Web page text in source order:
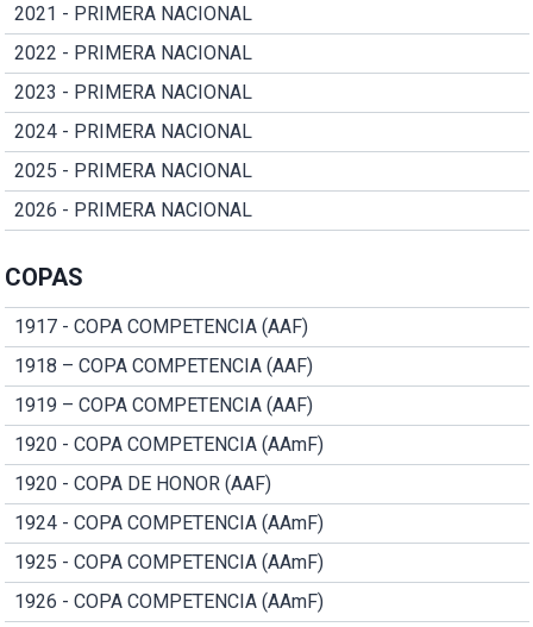
2021 - PRIMERA NACIONAL
2022 - PRIMERA NACIONAL
2023 - PRIMERA NACIONAL
2024 - PRIMERA NACIONAL
2025 - PRIMERA NACIONAL
2026 - PRIMERA NACIONAL
COPAS
1917 - COPA COMPETENCIA (AAF)
1918 – COPA COMPETENCIA (AAF)
1919 – COPA COMPETENCIA (AAF)
1920 - COPA COMPETENCIA (AAmF)
1920 - COPA DE HONOR (AAF)
1924 - COPA COMPETENCIA (AAmF)
1925 - COPA COMPETENCIA (AAmF)
1926 - COPA COMPETENCIA (AAmF)